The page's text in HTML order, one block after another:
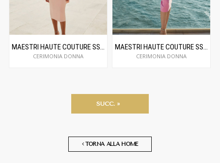
MAESTRI HAUTE COUTURE SS24C5047
CERIMONIA DONNA
MAESTRI HAUTE COUTURE SS24C5012
CERIMONIA DONNA
SUCC. »
TORNA ALLA HOME